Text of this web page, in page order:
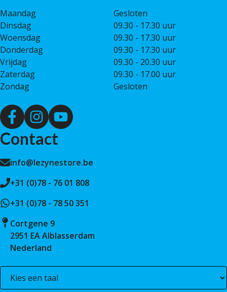
Maandag
Gesloten
Dinsdag
09.30 - 17.30 uur
Woensdag
09.30 - 17.30 uur
Donderdag
09.30 - 17.30 uur
Vrijdag
09.30 - 20.30 uur
Zaterdag
09.30 - 17.00 uur
Zondag
Gesloten
Contact
info@lezynestore.be
+31 (0)78 - 76 01 808
+31 (0)78 - 78 50 351
Cortgene 9
2951 EA Alblasserdam
Nederland